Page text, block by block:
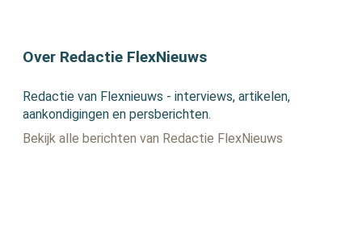
Over Redactie FlexNieuws
Redactie van Flexnieuws - interviews, artikelen,
aankondigingen en persberichten.
Bekijk alle berichten van Redactie FlexNieuws